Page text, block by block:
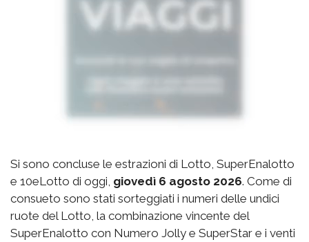
Si sono concluse le estrazioni di Lotto, SuperEnalotto
e 10eLotto di oggi, giovedì 6 agosto 2026. Come di
consueto sono stati sorteggiati i numeri delle undici
ruote del Lotto, la combinazione vincente del
SuperEnalotto con Numero Jolly e SuperStar e i venti